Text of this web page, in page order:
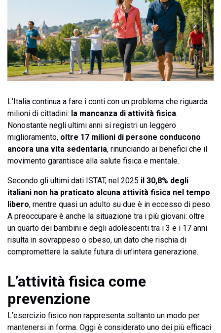
L’Italia continua a fare i conti con un problema che riguarda
milioni di cittadini: la mancanza di attività fisica.
Nonostante negli ultimi anni si registri un leggero
miglioramento, oltre 17 milioni di persone conducono
ancora una vita sedentaria, rinunciando ai benefici che il
movimento garantisce alla salute fisica e mentale.
Secondo gli ultimi dati ISTAT, nel 2025 il 30,8% degli
italiani non ha praticato alcuna attività fisica nel tempo
libero, mentre quasi un adulto su due è in eccesso di peso.
A preoccupare è anche la situazione tra i più giovani: oltre
un quarto dei bambini e degli adolescenti tra i 3 e i 17 anni
risulta in sovrappeso o obeso, un dato che rischia di
compromettere la salute futura di un’intera generazione.
L’attività fisica come
prevenzione
L’esercizio fisico non rappresenta soltanto un modo per
mantenersi in forma. Oggi è considerato uno dei più efficaci